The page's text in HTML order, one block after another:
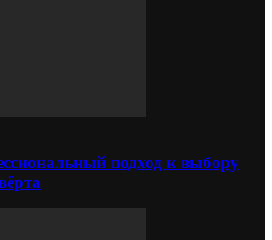
подход к выбору